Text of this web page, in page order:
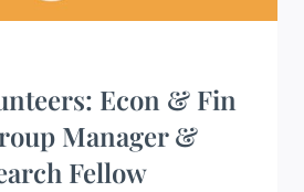
Econ & Fin
Manager &
Fellow